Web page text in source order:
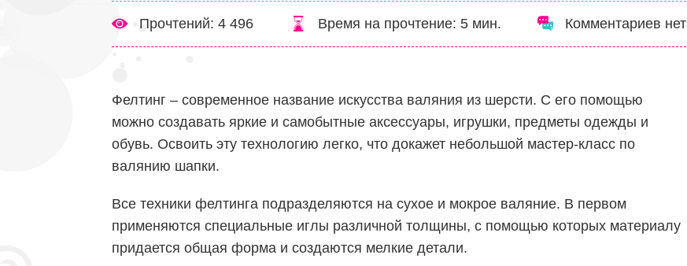
Прочтений: 4 496 Время на прочтение: 5 мин. Комментариев нет
Фелтинг – современное название искусства валяния из шерсти. С его помощью
можно создавать яркие и самобытные аксессуары, игрушки, предметы одежды и
обувь. Освоить эту технологию легко, что докажет небольшой мастер-класс по
валянию шапки.
Все техники фелтинга подразделяются на сухое и мокрое валяние. В первом
применяются специальные иглы различной толщины, с помощью которых материалу
придается общая форма и создаются мелкие детали.